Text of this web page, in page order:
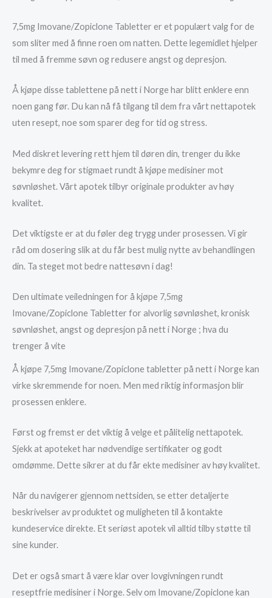
7,5mg Imovane/Zopiclone Tabletter er et populært valg for de
som sliter med å finne roen om natten. Dette legemidlet hjelper
til med å fremme søvn og redusere angst og depresjon.
Å kjøpe disse tablettene på nett i Norge har blitt enklere enn
noen gang før. Du kan nå få tilgang til dem fra vårt nettapotek
uten resept, noe som sparer deg for tid og stress.
Med diskret levering rett hjem til døren din, trenger du ikke
bekymre deg for stigmaet rundt å kjøpe medisiner mot
søvnløshet. Vårt apotek tilbyr originale produkter av høy
kvalitet.
Det viktigste er at du føler deg trygg under prosessen. Vi gir
råd om dosering slik at du får best mulig nytte av behandlingen
din. Ta steget mot bedre nattesøvn i dag!
Den ultimate veiledningen for å kjøpe 7,5mg
Imovane/Zopiclone Tabletter for alvorlig søvnløshet, kronisk
søvnløshet, angst og depresjon på nett i Norge ; hva du
trenger å vite
Å kjøpe 7,5mg Imovane/Zopiclone tabletter på nett i Norge kan
virke skremmende for noen. Men med riktig informasjon blir
prosessen enklere.
Først og fremst er det viktig å velge et pålitelig nettapotek.
Sjekk at apoteket har nødvendige sertifikater og godt
omdømme. Dette sikrer at du får ekte medisiner av høy kvalitet.
Når du navigerer gjennom nettsiden, se etter detaljerte
beskrivelser av produktet og muligheten til å kontakte
kundeservice direkte. Et seriøst apotek vil alltid tilby støtte til
sine kunder.
Det er også smart å være klar over lovgivningen rundt
reseptfrie medisiner i Norge. Selv om Imovane/Zopiclone kan